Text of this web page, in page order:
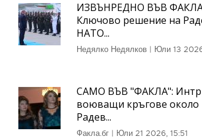
ИЗВЪНРЕДНО ВЪВ
Ключово решение на
НАТО...
Недялко Недялков | Юли 13
САМО ВЪВ "ФАКЛА":
воюващи кръгове около
Радев...
Факла.бг | Юли 21 2026, 15:51